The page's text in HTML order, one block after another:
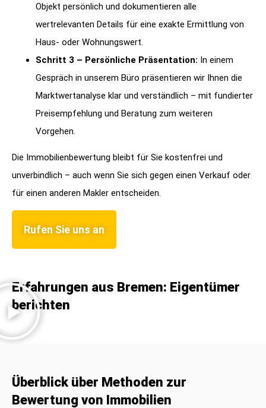
Objekt persönlich und dokumentieren alle
wertrelevanten Details für eine exakte Ermittlung von
Haus- oder Wohnungswert.
Schritt 3 – Persönliche Präsentation: In einem
Gespräch in unserem Büro präsentieren wir Ihnen die
Marktwertanalyse klar und verständlich – mit fundierter
Preisempfehlung und Beratung zum weiteren
Vorgehen.
Die Immobilienbewertung bleibt für Sie kostenfrei und
unverbindlich – auch wenn Sie sich gegen einen Verkauf oder
für einen anderen Makler entscheiden.
Rufen Sie uns an
Erfahrungen aus Bremen: Eigentümer
berichten
Überblick über Methoden zur
Bewertung von Immobilien